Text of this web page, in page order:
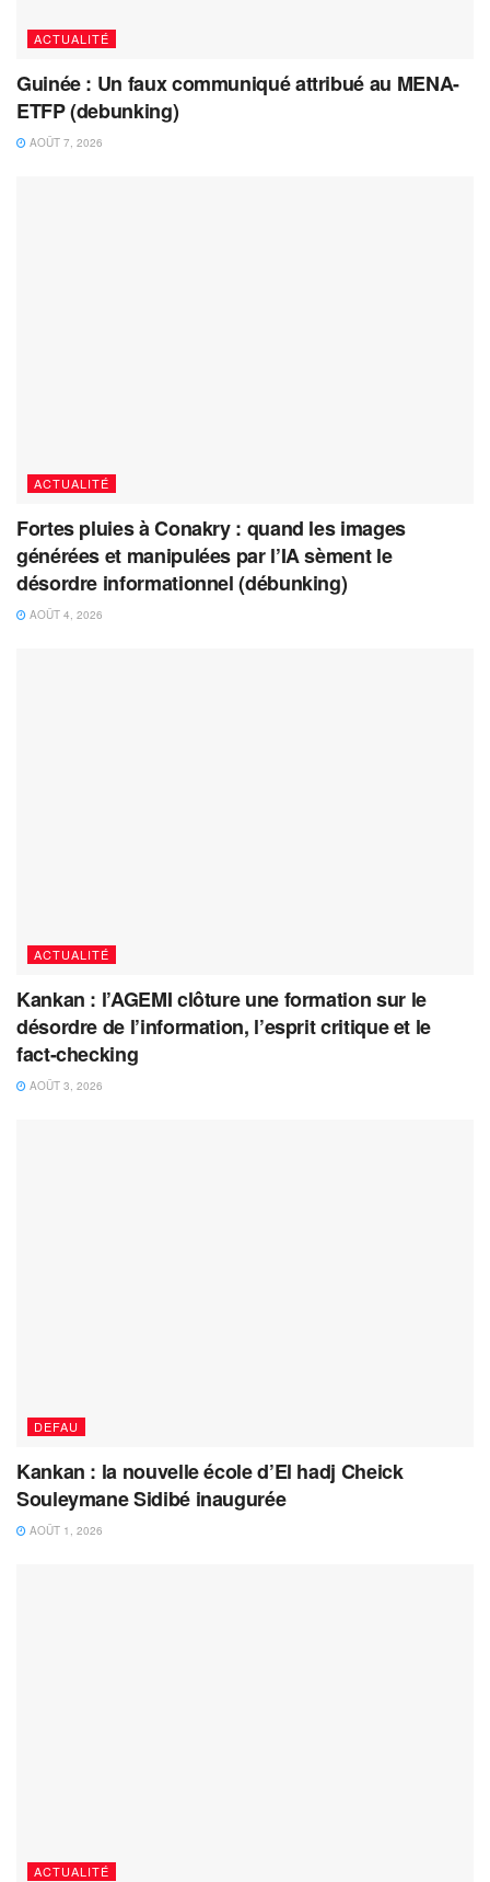
ACTUALITÉ
Guinée : Un faux communiqué attribué au MENA-
ETFP (debunking)
AOÛT 7, 2026
ACTUALITÉ
Fortes pluies à Conakry : quand les images
générées et manipulées par l’IA sèment le
désordre informationnel (débunking)
AOÛT 4, 2026
ACTUALITÉ
Kankan : l’AGEMI clôture une formation sur le
désordre de l’information, l’esprit critique et le
fact-checking
AOÛT 3, 2026
DEFAU
Kankan : la nouvelle école d’El hadj Cheick
Souleymane Sidibé inaugurée
AOÛT 1, 2026
ACTUALITÉ